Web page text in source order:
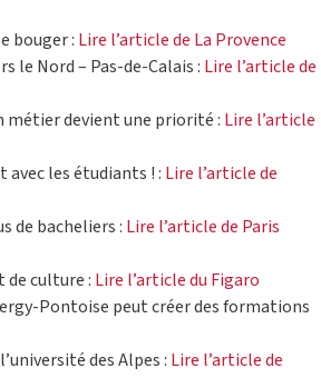
bouger : Lire l’article de La Provence
le Nord – Pas-de-Calais : Lire l’article de
métier devient une priorité : Lire l’article
avec les étudiants ! : Lire l’article de
de bacheliers : Lire l’article de Paris
de culture : Lire l’article du Figaro
Pontoise peut créer des formations
des Alpes : Lire l’article de